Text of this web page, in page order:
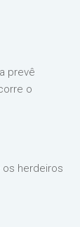
prevê
o
herdeiros